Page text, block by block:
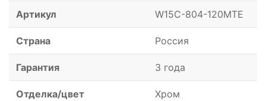
Артикул W15C-804-120MTE
Страна Россия
Гарантия 3 года
Отделка/цвет
Хром